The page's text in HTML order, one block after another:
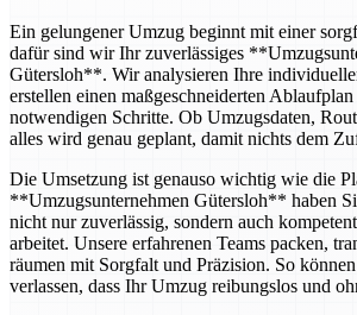
Ein gelungener Umzug beginnt mit einer
dafür sind wir Ihr zuverlässiges
Gütersloh**. Wir analysieren Ihre
erstellen einen maßgeschneiderten
notwendigen Schritte. Ob Umzugsdaten,
alles wird genau geplant, damit nichts dem
Die Umsetzung ist genauso wichtig wie die
**Umzugsunternehmen Gütersloh** haben
nicht nur zuverlässig, sondern auch
arbeitet. Unsere erfahrenen Teams packen,
räumen mit Sorgfalt und Präzision. So
verlassen, dass Ihr Umzug reibungslos und